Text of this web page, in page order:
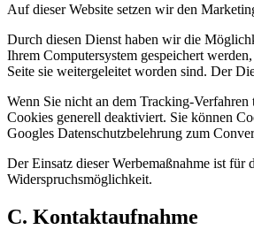
Auf dieser Website setzen wir den
Durch diesen Dienst haben wir die
Ihrem Computersystem gespeichert
Seite sie weitergeleitet worden sind. Der
Wenn Sie nicht an dem Tracking-
Cookies generell deaktiviert. Sie können
Googles Datenschutzbelehrung zum
Der Einsatz dieser Werbemaßnahme ist
Widerspruchsmöglichkeit.
C. Kontaktaufnahme